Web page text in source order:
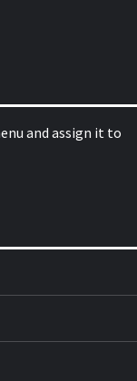
and assign it to